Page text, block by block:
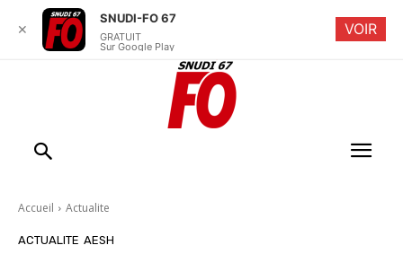
Accueil Actualite
ACTUALITE AESH
✕
SNUDI-FO 67
GRATUIT
Sur Google Play
VOIR